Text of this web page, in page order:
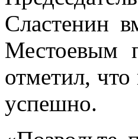
Сластенин
Местоевым
отметил,
успешно.